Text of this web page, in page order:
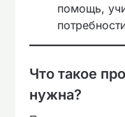
помощь,
Что такое
нужна?